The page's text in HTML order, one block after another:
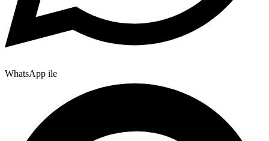
WhatsApp ile